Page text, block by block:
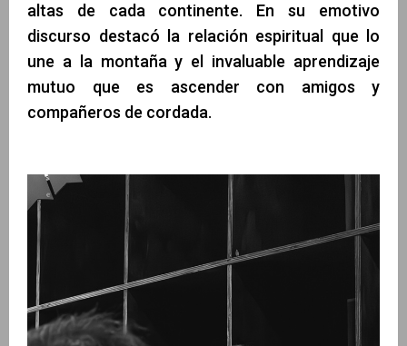
altas de cada continente. En su emotivo
discurso destacó la relación espiritual que lo
une a la montaña y el invaluable aprendizaje
mutuo que es ascender con amigos y
compañeros de cordada.